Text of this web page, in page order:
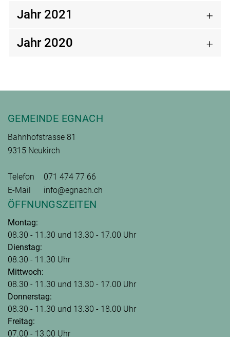
Jahr 2021
Jahr 2020
Fusszeile
GEMEINDE EGNACH
Bahnhofstrasse 81
9315 Neukirch
Telefon
071 474 77 66
E-Mail
info@egnach.ch
ÖFFNUNGSZEITEN
Montag:
08.30 - 11.30 und 13.30 - 17.00 Uhr
Dienstag:
08.30 - 11.30 Uhr
Mittwoch:
08.30 - 11.30 und 13.30 - 17.00 Uhr
Donnerstag:
08.30 - 11.30 und 13.30 - 18.00 Uhr
Freitag:
07.00 - 13.00 Uhr